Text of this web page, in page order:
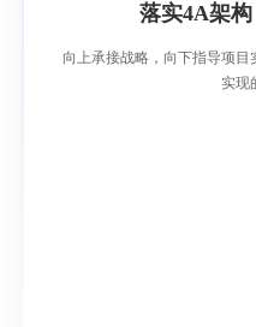
落实4A架
向上承接战略，向下指导项目
实现